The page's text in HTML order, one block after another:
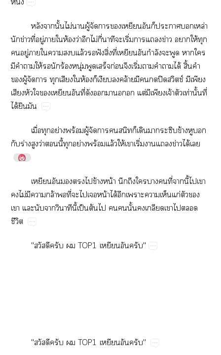
​​ั้​ไม่​​ู้​​​​​​​​​ล่​
​ข่​ี่​ู่​​​ห้​ว่​​ไม่​ี่​​​ิ่​​​ข่​​ให้​​
​ู่​​​​​ล้​​ฟั​ิ่​ี่​​​ำ​​​​​
​​​ให้​​​ร้​ุ่​​​ก่​​ิ่​​​​ได้​ิ้​​
​ู้​​​​​​ห้​​​​ล้​​​​ปิช์​​​
​​​​​​ี่​​​​​​ต่​​​จ้​​ท่​ั้​ี่​
ได้​​
ื่​​ย่​ร้​ู้​​​​​​​​​ข้​​​
​ร่​​ว่​​ี้​​ย่​ร้​ล้​ให้​​ิ่​​​ข่​ได้​
​​​​​ข้​น้​​​​​​ี่​​ี้​​​
​ไม่​​​ล้​​ี่​​​​น้​ได้​​​​​ก่​​​
​​​​​ี้​ป็​ต้​​​​ั้​​​​​​
ี
"​​​TOP1​​​"
"​​​TOP1​​​"